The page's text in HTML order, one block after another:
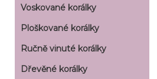
Voskované korálky
Ploškované korálky
Ručně vinuté korálky
Dřevěné korálky